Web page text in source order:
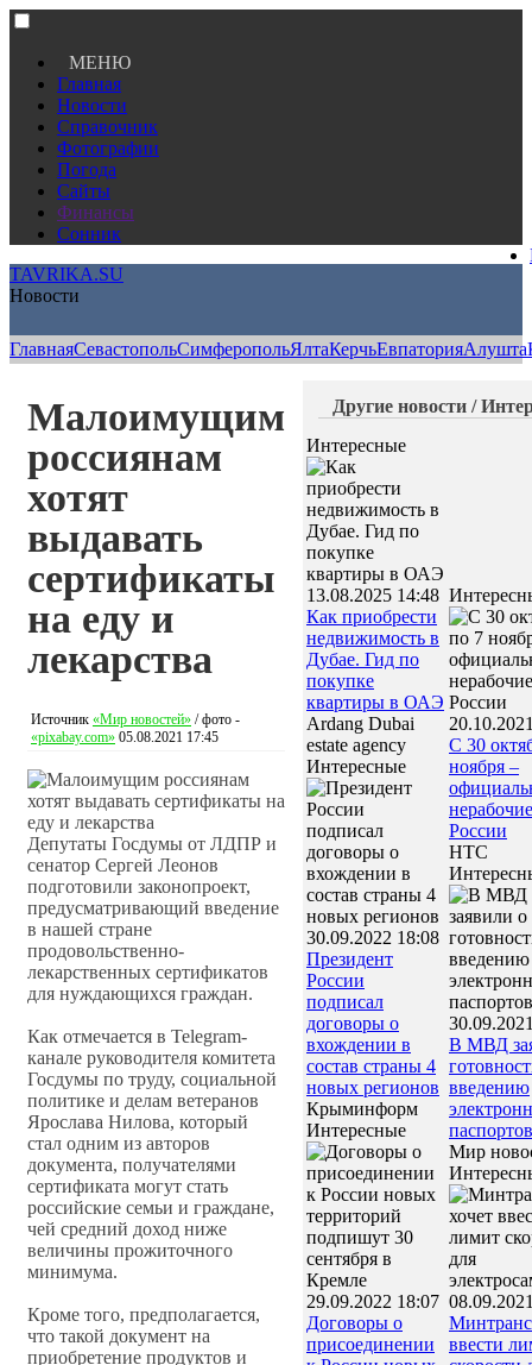
МЕНЮ
Главная
Новости
Справочник
Фотографии
Погода
Сайты
Финансы
Сонник
TAVRIKA.SU
Новости
ГлавнаяСевастопольСимферопольЯлтаКерчьЕвпаторияАлушта
Малоимущим
россиянам
хотят
выдавать
сертификаты
на еду и
лекарства
Источник «Мир новостей» / фото -
«pixabay.com» 05.08.2021 17:45
Депутаты Госдумы от ЛДПР и
сенатор Сергей Леонов
подготовили законопроект,
предусматривающий введение
в нашей стране
продовольственно-
лекарственных сертификатов
для нуждающихся граждан.
Как отмечается в Telegram-
канале руководителя комитета
Госдумы по труду, социальной
политике и делам ветеранов
Ярослава Нилова, который
стал одним из авторов
документа, получателями
сертификата могут стать
российские семьи и граждане,
чей средний доход ниже
величины прожиточного
минимума.
Кроме того, предполагается,
что такой документ на
приобретение продуктов и
Другие новости /
Интересные
13.08.2025 14:48
Как приобрести
недвижимость в
Дубае. Гид по
покупке
квартиры в ОАЭ
Ardang Dubai
estate agency
Интересные
30.09.2022 18:08
Президент
России
подписал
договоры о
вхождении в
состав страны 4
новых регионов
Крыминформ
Интересные
29.09.2022 18:07
Договоры о
присоединении
С 30
ноября –
России
НТС
В МВД
введению
паспортов
Мир
Минтранс
ввести